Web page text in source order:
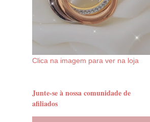
Clica na imagem para ver na loja
Junte-se à nossa comunidade de
afiliados